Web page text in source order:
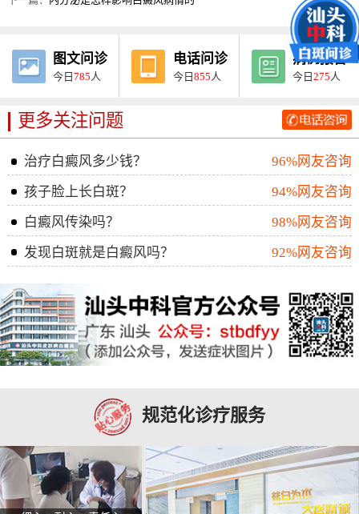
图文问诊
今日785 人
电话问诊
今日855 人
病例报告
今日275 人
更多关注问题
治疗白癜风多少钱？
96%网友咨询
孩子脸上长白斑？
94%网友咨询
白癜风传染吗？
98%网友咨询
发现白斑就是白癜风吗？
92%网友咨询
规范化诊疗服务